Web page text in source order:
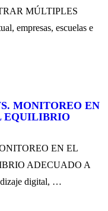
MÚLTIPLES
empresas, escuelas e
MONITOREO EN
EQUILIBRIO
EN EL
ADECUADO A
digital, …